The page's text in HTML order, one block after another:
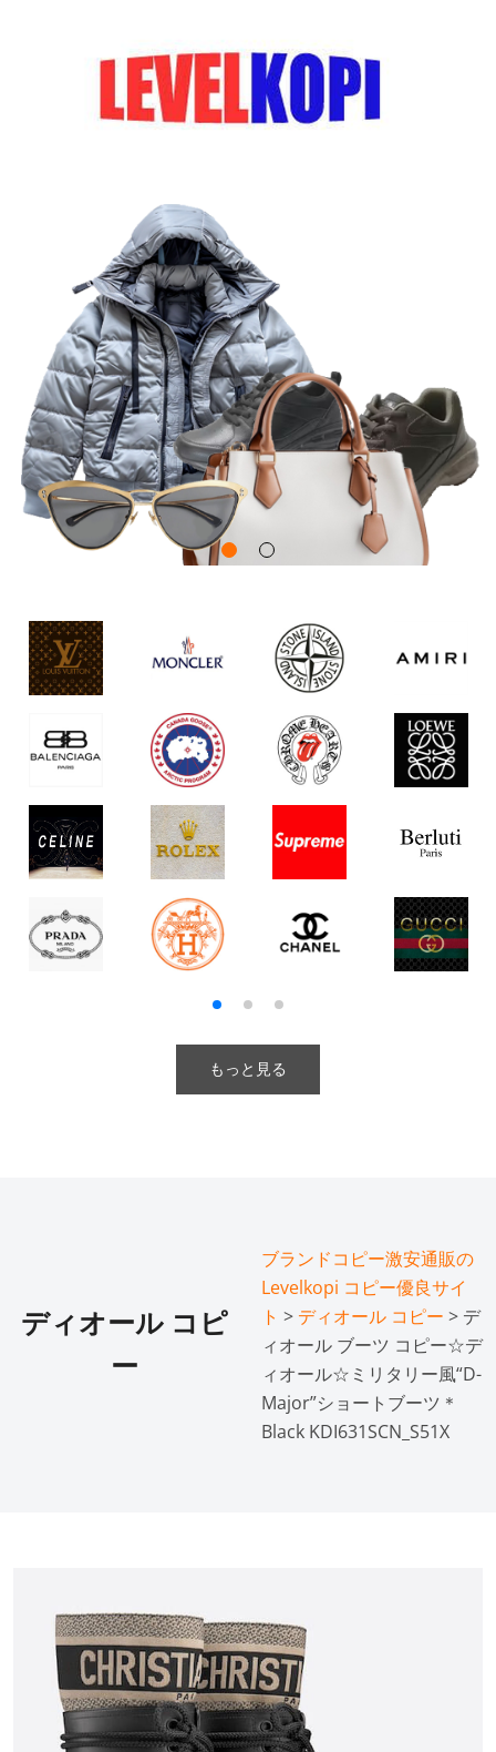
もっと見る
ディオール コピ
ー
ブランドコピー激安通販の
Levelkopi コピー優良サイ
ト > ディオール コピー > デ
ィオール ブーツ コピー☆デ
ィオール☆ミリタリー風“D-
Major”ショートブーツ＊
Black KDI631SCN_S51X